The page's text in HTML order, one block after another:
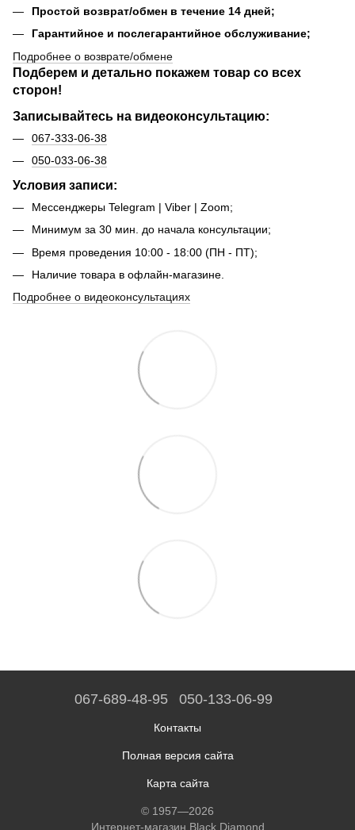
Простой возврат/обмен в течение 14 дней;
Гарантийное и послегарантийное обслуживание;
Подробнее о возврате/обмене
Подберем и детально покажем товар со всех
сторон!
Записывайтесь на видеоконсультацию:
067-333-06-38
050-033-06-38
Условия записи:
Мессенджеры Telegram | Viber | Zoom;
Минимум за 30 мин. до начала консультации;
Время проведения 10:00 - 18:00 (ПН - ПТ);
Наличие товара в офлайн-магазине.
Подробнее о видеоконсультациях
067-689-48-95 050-133-06-99
Контакты
Полная версия сайта
Карта сайта
© 1957—2026
Интернет-магазин Black Diamond